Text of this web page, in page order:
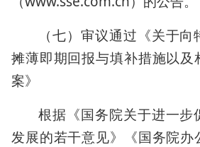
（七）审议通过《关于
摊薄即期回报与填补措施以及
案》
根据《国务院关于进一步
发展的若干意见》《国务院办